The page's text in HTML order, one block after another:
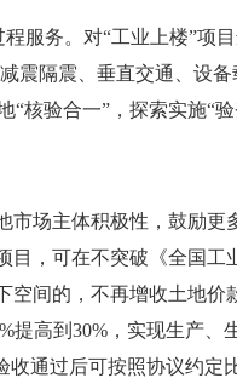
务。对“工业上楼”项
震隔震、垂直交通、设
验合一”，探索实施“验
主体积极性，鼓励更
，可在不突破《全国
间的，不再增收土地
高到30%，实现生产
通过后可按照协议约定